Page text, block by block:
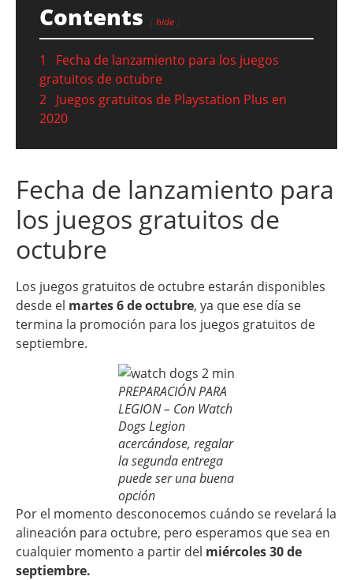
Contents hide
1
Fecha de lanzamiento para los juegos
gratuitos de octubre
2 Juegos gratuitos de Playstation Plus en
2020
Fecha de lanzamiento para
los juegos gratuitos de
octubre
Los juegos gratuitos de octubre estarán disponibles
desde el martes 6 de octubre, ya que ese día se
termina la promoción para los juegos gratuitos de
septiembre.
PREPARACIÓN PARA
LEGION – Con Watch
Dogs Legion
acercándose, regalar
la segunda entrega
puede ser una buena
opción
Por el momento desconocemos cuándo se revelará la
alineación para octubre, pero esperamos que sea en
cualquier momento a partir del miércoles 30 de
septiembre.